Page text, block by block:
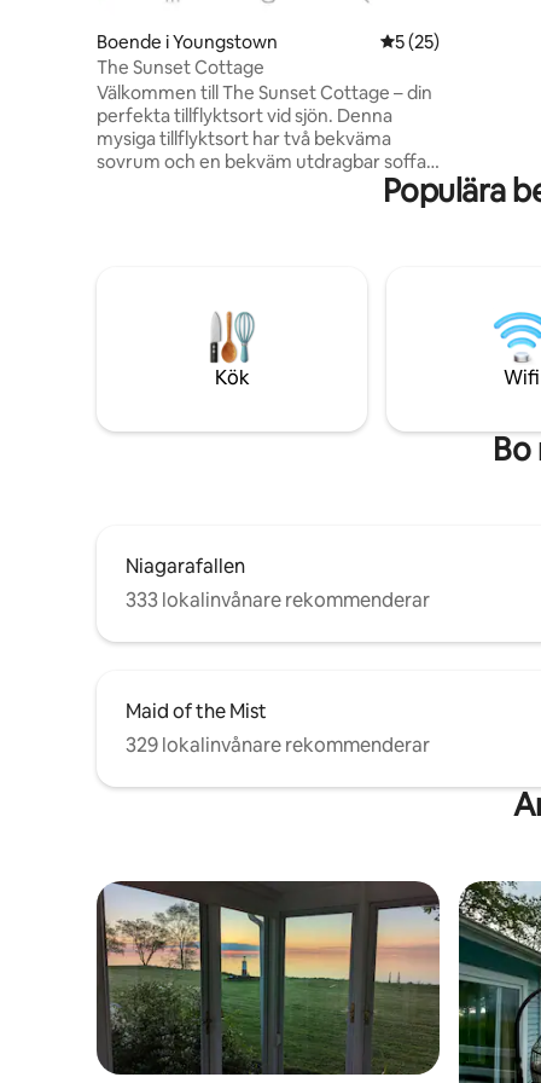
Boende i Youngstown 5 av 5 i
5 (25)
The Sunset Cottage
Välkommen till The Sunset Cottage – din
perfekta tillflyktsort vid sjön. Denna
mysiga tillflyktsort har två bekväma
sovrum och en bekväm utdragbar soffa,
vilket den idealisk för familjer eller små
grupper. Njut av en rymlig walk-in-dusch
fantastiska sjöutsikten eller helt enkelt
koppla av och varva ner, erbjuder Sunset
Cottage en fridfull tillflyktsort året runt.
Populära
Kök Wifi
Bo
Niagarafallen
333 lokalinvånare rekommenderar
Maid of the Mist
329 lokalinvånare rekommenderar